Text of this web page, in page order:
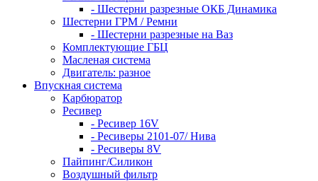
- Шестерни разрезные ОКБ Динамика
Шестерни ГРМ / Ремни
- Шестерни разрезные на Ваз
Комплектующие ГБЦ
Масленая система
Двигатель: разное
Впускная система
Карбюратор
Ресивер
- Ресивер 16V
- Ресиверы 2101-07/ Нива
- Ресиверы 8V
Пайпинг/Силикон
Воздушный фильтр